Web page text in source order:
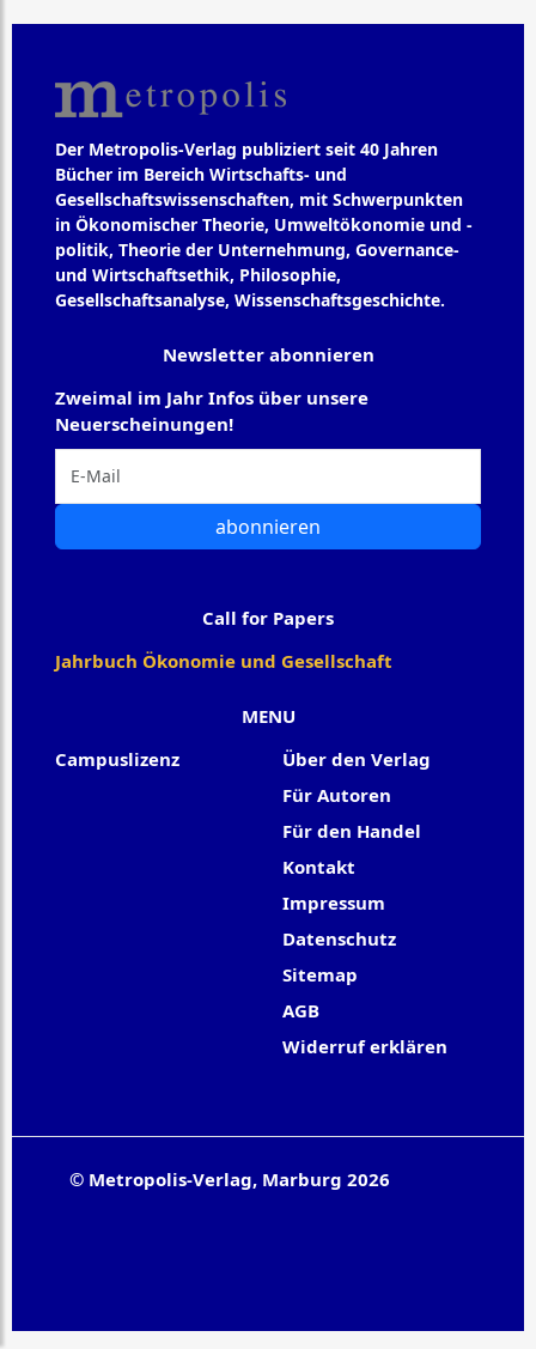
Der Metropolis-Verlag publiziert seit 40 Jahren
Bücher im Bereich Wirtschafts- und
Gesellschaftswissenschaften, mit Schwerpunkten
in Ökonomischer Theorie, Umweltökonomie und -
politik, Theorie der Unternehmung, Governance-
und Wirtschaftsethik, Philosophie,
Gesellschaftsanalyse, Wissenschaftsgeschichte.
MENU
Campuslizenz
Über den Verlag
Für Autoren
Für den Handel
Kontakt
Impressum
Datenschutz
Sitemap
AGB
Widerruf erklären
Newsletter abonnieren
Zweimal im Jahr Infos über unsere
Neuerscheinungen!
abonnieren
Call for Papers
Jahrbuch Ökonomie und Gesellschaft
© Metropolis-Verlag, Marburg 2026